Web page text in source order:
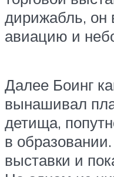
дирижабль, он
авиацию и
Далее Боинг
вынашивал
детища,
в
выставки и